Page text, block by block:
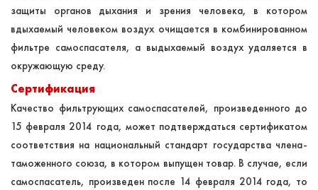
защиты органов дыхания и зрения человека, в котором
вдыхаемый человеком воздух очищается в комбинированном
фильтре самоспасателя, а выдыхаемый воздух удаляется в
окружающую среду.
Сертификация
Качество фильтрующих самоспасателей, произведенного до
15 февраля 2014 года, может подтверждаться сертификатом
соответствия на национальный стандарт государства члена-
таможенного союза, в котором выпущен товар. В случае, если
самоспасатель, произведен после 14 февраля 2014 года, то